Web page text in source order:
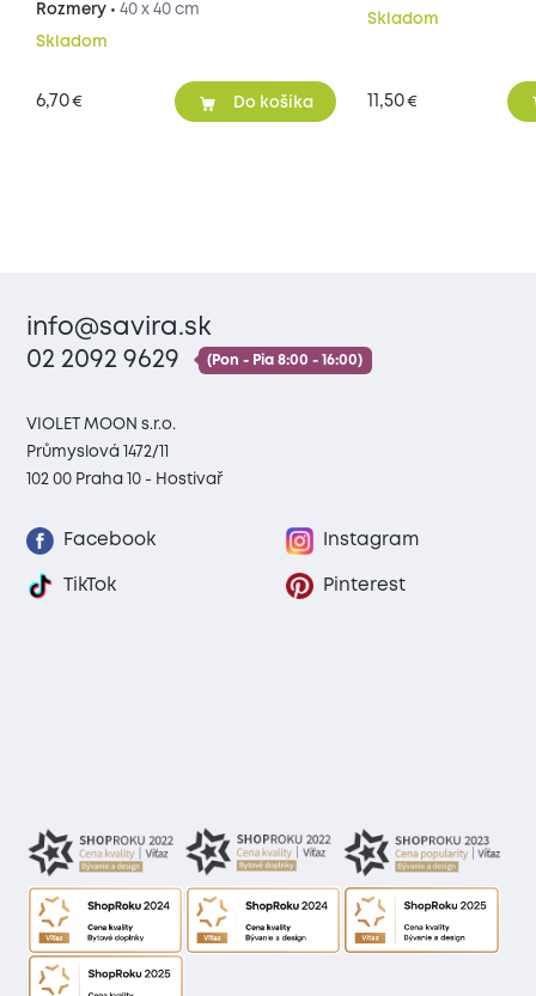
Rozmery • 40 x 40 cm
Skladom
6,70€ Do košíka
Skladom
11,50€
info@savira.sk
02 2092 9629
(Pon - Pia 8:00 - 16:00)
VIOLET MOON s.r.o.
Průmyslová 1472/11
102 00 Praha 10 - Hostivař
Facebook Instagram
TikTok Pinterest